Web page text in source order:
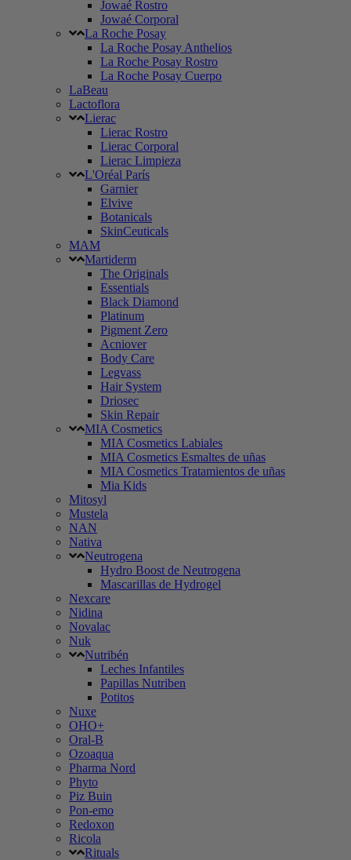
Jowaé Rostro
Jowaé Corporal
La Roche Posay
La Roche Posay Anthelios
La Roche Posay Rostro
La Roche Posay Cuerpo
LaBeau
Lactoflora
Lierac
Lierac Rostro
Lierac Corporal
Lierac Limpieza
L'Oréal París
Garnier
Elvive
Botanicals
SkinCeuticals
MAM
Martiderm
The Originals
Essentials
Black Diamond
Platinum
Pigment Zero
Acniover
Body Care
Legvass
Hair System
Driosec
Skin Repair
MIA Cosmetics
MIA Cosmetics Labiales
MIA Cosmetics Esmaltes de uñas
MIA Cosmetics Tratamientos de uñas
Mia Kids
Mitosyl
Mustela
NAN
Nativa
Neutrogena
Hydro Boost de Neutrogena
Mascarillas de Hydrogel
Nexcare
Nidina
Novalac
Nuk
Nutribén
Leches Infantiles
Papillas Nutriben
Potitos
Nuxe
OHO+
Oral-B
Ozoaqua
Pharma Nord
Phyto
Piz Buin
Pon-emo
Redoxon
Ricola
Rituals